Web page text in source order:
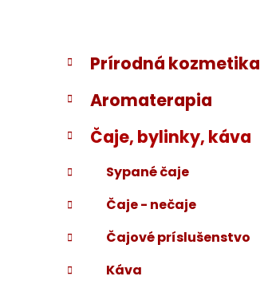
B
č
ý
a
n
l
Preskočiť
kategórie
K
a
t
e
ó
i
Prírodná kozmetika
Aromaterapia
Čaje, bylinky, káva
Sypané čaje
Čaje - nečaje
Čajové príslušenstvo
Káva